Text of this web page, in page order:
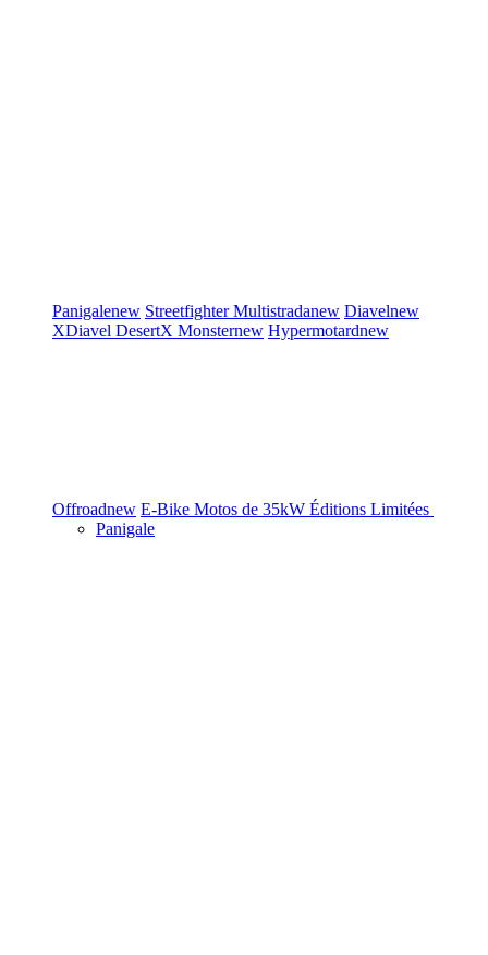
Panigalenew StreetfighterMultistradanew Diavelnew
XDiavel DesertX Monsternew Hypermotardnew
Offroadnew E-Bike Motos de 35kW Éditions Limitées
Panigale